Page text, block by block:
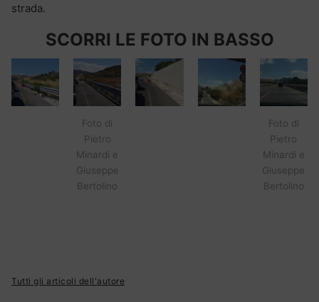
strada.
SCORRI LE FOTO IN BASSO
Foto di
Pietro
Minardi e
Giuseppe
Bertolino
Foto di
Pietro
Minardi e
Giuseppe
Bertolino
Tutti gli articoli dell'autore